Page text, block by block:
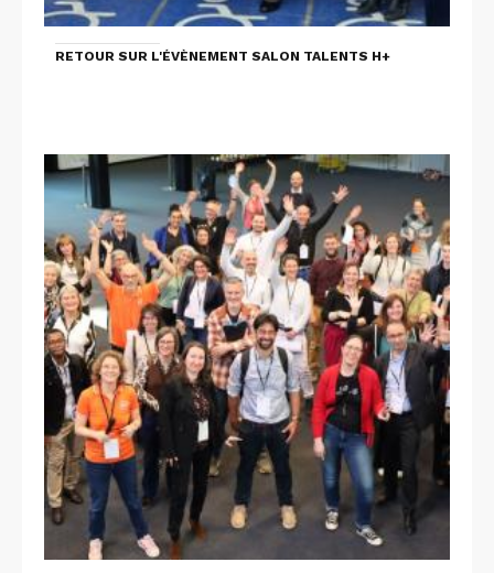
RETOUR SUR L'ÉVÈNEMENT SALON TALENTS H+